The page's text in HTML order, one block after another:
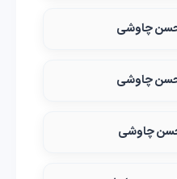
محسن چاوشی
محسن چاوشی
چاوشی